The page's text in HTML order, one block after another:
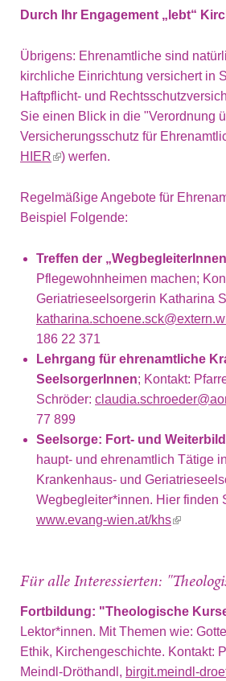
Durch Ihr Engagement „lebt“
Übrigens: Ehrenamtliche sind
kirchliche Einrichtung versichert in
Haftpflicht- und
Sie einen Blick in die "Verordnung
Versicherungsschutz für
HIER(link is external)
) werfen.
Regelmäßige Angebote für
Beispiel Folgende:
Treffen der
Pflegewohnheimen machen;
Geriatrieseelsorgerin Katharina
186 22 371
Lehrgang für ehrenamtliche
SeelsorgerInnen; Kontakt:
Schröder:
77 899
Seelsorge: Fort- und
haupt- und ehrenamtlich Tätige
Krankenhaus- und
Wegbegleiter*innen. Hier finden
www.evang-wien.at/khs(link is
Für alle Interessierten:
Fortbildung: "Theologische
Lektor*innen. Mit Themen wie:
Ethik, Kirchengeschichte. Kontakt:
Meindl-Dröthandl, birgit.meindl-